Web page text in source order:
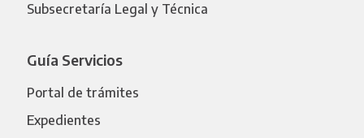
Subsecretaría Legal y Técnica
Guía Servicios
Portal de trámites
Expedientes